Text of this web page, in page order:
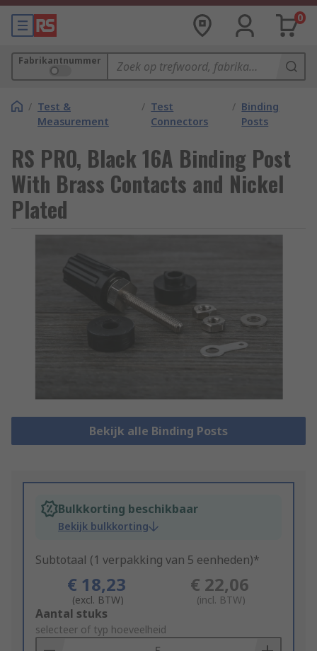
0
Fabrikantnummer
/ Test &
Measurement
/ Test
Connectors
/ Binding
Posts
RS PRO, Black 16A Binding Post
With Brass Contacts and Nickel
Plated
Bekijk alle Binding Posts
Bulkkorting beschikbaar
Bekijk bulkkorting
Subtotaal (1 verpakking van 5 eenheden)*
€ 18,23
(excl. BTW)
€ 22,06
(incl. BTW)
Add
to
Basket
Aantal stuks
selecteer of typ hoeveelheid